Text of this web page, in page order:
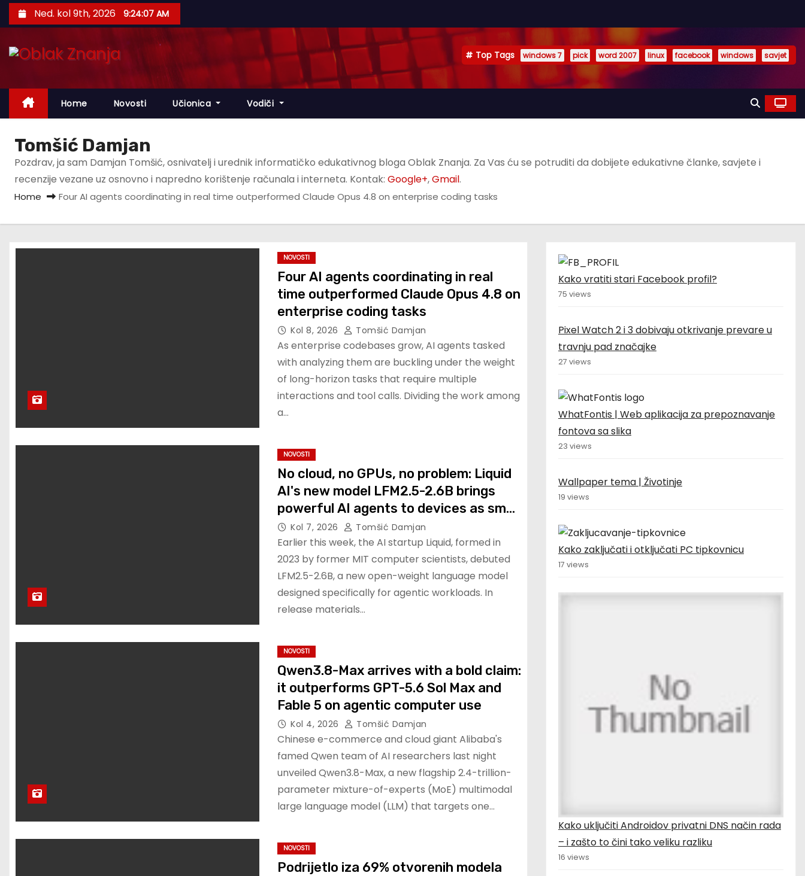
k
o
Ned. kol 9th, 2026 9:24:07 AM
Top Tags windows 7 pick word 2007 linux facebook windows savjet
Home Novosti Učionica Vodiči
Tomšić Damjan
Pozdrav, ja sam Damjan Tomšić, osnivatelj i urednik informatičko edukativnog bloga Oblak Znanja. Za Vas ću se potruditi da dobijete edukativne članke, savjete i
recenzije vezane uz osnovno i napredno korištenje računala i interneta. Kontak: Google+,Gmail.
Home Four AI agents coordinating in real time outperformed Claude Opus 4.8 on enterprise coding tasks
NOVOSTI
Four AI agents coordinating in real
time outperformed Claude Opus 4.8 on
enterprise coding tasks
Kol 8, 2026 Tomšić Damjan
As enterprise codebases grow, AI agents tasked
with analyzing them are buckling under the weight
of long-horizon tasks that require multiple
interactions and tool calls. Dividing the work among
a…
NOVOSTI
No cloud, no GPUs, no problem: Liquid
AI's new model LFM2.5-2.6B brings
powerful AI agents to devices as small
as a Raspberry Pi
Kol 7, 2026 Tomšić Damjan
Earlier this week, the AI startup Liquid, formed in
2023 by former MIT computer scientists, debuted
LFM2.5-2.6B, a new open-weight language model
designed specifically for agentic workloads. In
release materials…
NOVOSTI
Qwen3.8-Max arrives with a bold claim:
it outperforms GPT-5.6 Sol Max and
Fable 5 on agentic computer use
Kol 4, 2026 Tomšić Damjan
Chinese e-commerce and cloud giant Alibaba's
famed Qwen team of AI researchers last night
unveiled Qwen3.8-Max, a new flagship 2.4-trillion-
parameter mixture-of-experts (MoE) multimodal
large language model (LLM) that targets one…
NOVOSTI
Podrijetlo iza 69% otvorenih modela
Kako vratiti stari Facebook profil?
75 views
Pixel Watch 2 i 3 dobivaju otkrivanje prevare u
travnju pad značajke
27 views
WhatFontis | Web aplikacija za prepoznavanje
fontova sa slika
23 views
Wallpaper tema | Životinje
19 views
Kako zaključati i otključati PC tipkovnicu
17 views
Kako uključiti Androidov privatni DNS način rada
– i zašto to čini tako veliku razliku
16 views